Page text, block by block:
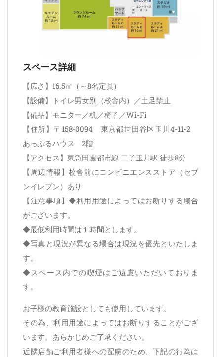
スペース詳細
【広さ】16.5㎡（～8名定員）
【設備】トイレ男女別（校舎内）／土足禁止
【備品】モニター／机／椅子／Wi-Fi
【住所】〒158-0094 東京都世田谷区玉川4-11-2
あっぷるハウス 2階
【アクセス】東急田園都市線 二子玉川駅 徒歩8分
【周辺情報】校舎前にコンビニエンスストア（セブ
ンイレブン）あり
【注意事項】◆利用用途によってはお断りする場合
がございます。
◆最低利用時間は１時間とします。
◆写真と現況が異なる場合は現況を優先といたしま
す。
◆スペース内での喫煙はご遠慮いただいておりま
す。
お子様の教育施設としても使用しています。
その為、利用用途によってはお断りすることがござ
います。あらかじめご了承ください。
近隣店舗ご利用者様への配慮のため、下記の行為は